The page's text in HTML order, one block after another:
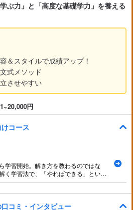
ぶ力」と「高度な基礎学力」を養える
＆スタイルで成績アップ！
式メソッド
させやすい
円
コース
学習開始。解き方を教わるのではな
く学習法で、「やればできる」という
コミ・インタビュー